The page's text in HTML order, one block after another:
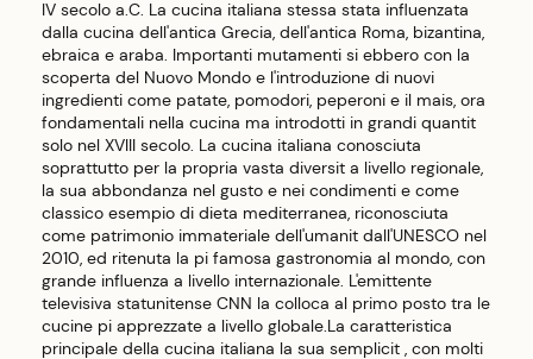
IV secolo a.C. La cucina italiana stessa stata influenzata
dalla cucina dell'antica Grecia, dell'antica Roma, bizantina,
ebraica e araba. Importanti mutamenti si ebbero con la
scoperta del Nuovo Mondo e l'introduzione di nuovi
ingredienti come patate, pomodori, peperoni e il mais, ora
fondamentali nella cucina ma introdotti in grandi quantit
solo nel XVIII secolo. La cucina italiana conosciuta
soprattutto per la propria vasta diversit a livello regionale,
la sua abbondanza nel gusto e nei condimenti e come
classico esempio di dieta mediterranea, riconosciuta
come patrimonio immateriale dell'umanit dall'UNESCO nel
2010, ed ritenuta la pi famosa gastronomia al mondo, con
grande influenza a livello internazionale. L'emittente
televisiva statunitense CNN la colloca al primo posto tra le
cucine pi apprezzate a livello globale.La caratteristica
principale della cucina italiana la sua semplicit , con molti